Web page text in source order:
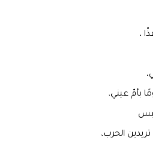
،
بأمّ عيني،
الحرب،